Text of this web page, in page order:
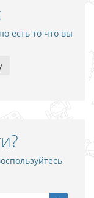
есть то что вы